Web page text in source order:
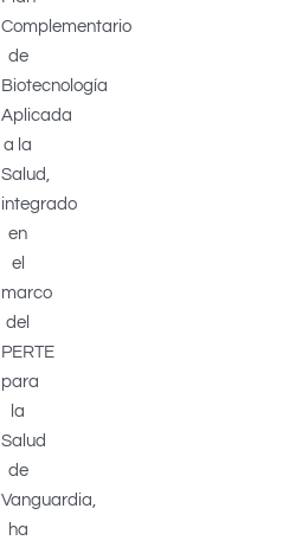
Complementario
de
Biotecnología
Aplicada
a la
Salud,
integrado
en
el
marco
del
PERTE
para
la
Salud
de
Vanguardia,
ha